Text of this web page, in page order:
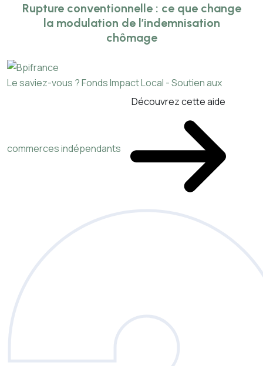
Rupture conventionnelle : ce que change
la modulation de l’indemnisation
chômage
Le saviez-vous ?Fonds Impact Local - Soutien aux
commerces indépendants
Découvrez cette aide